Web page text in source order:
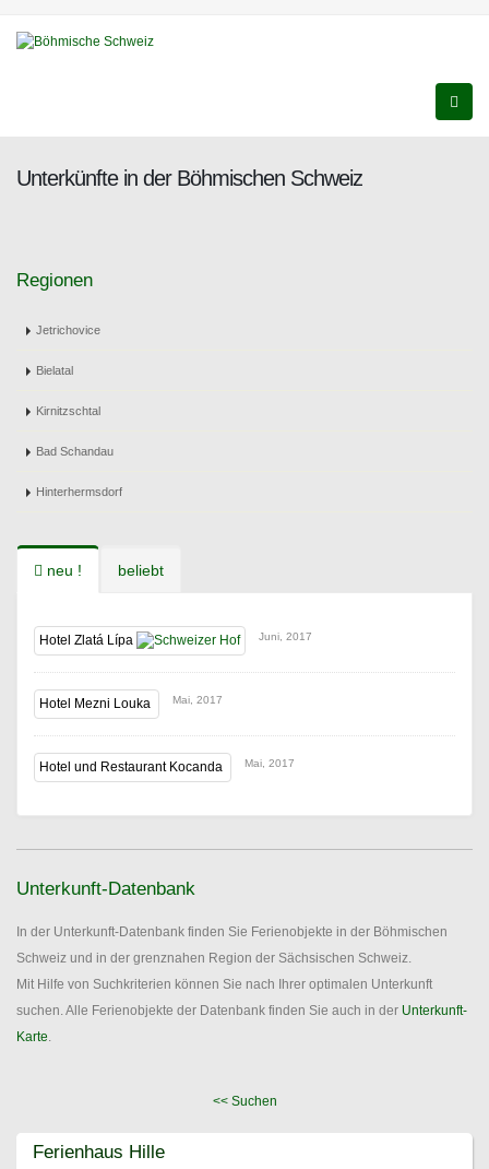
Unterkünfte in der Böhmischen Schweiz
Regionen
Jetrichovice
Bielatal
Kirnitzschtal
Bad Schandau
Hinterhermsdorf
neu ! beliebt
Hotel Zlatá Lípa Juni, 2017
Hotel Mezni Louka Mai, 2017
Hotel und Restaurant Kocanda Mai, 2017
Unterkunft-Datenbank
In der Unterkunft-Datenbank finden Sie Ferienobjekte in der Böhmischen
Schweiz und in der grenznahen Region der Sächsischen Schweiz.
Mit Hilfe von Suchkriterien können Sie nach Ihrer optimalen Unterkunft
suchen. Alle Ferienobjekte der Datenbank finden Sie auch in der Unterkunft-
Karte.
<< Suchen
Ferienhaus Hille
Ferienhaus Hille